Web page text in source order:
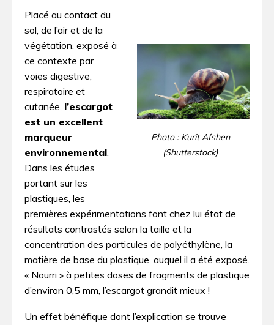
Photo : Kurit Afshen
(Shutterstock)
Placé au contact du
sol, de l’air et de la
végétation, exposé à
ce contexte par
voies digestive,
respiratoire et
cutanée, l’escargot
est un excellent
marqueur
environnemental.
Dans les études
portant sur les
plastiques, les
premières expérimentations font chez lui état de
résultats contrastés selon la taille et la
concentration des particules de polyéthylène, la
matière de base du plastique, auquel il a été exposé.
« Nourri » à petites doses de fragments de plastique
d’environ 0,5 mm, l’escargot grandit mieux !
Un effet bénéfique dont l’explication se trouve